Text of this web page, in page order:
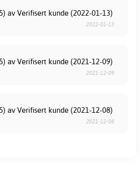
av Verifisert kunde (2022-01-13)
2022-01-13
av Verifisert kunde (2021-12-09)
2021-12-09
av Verifisert kunde (2021-12-08)
2021-12-08